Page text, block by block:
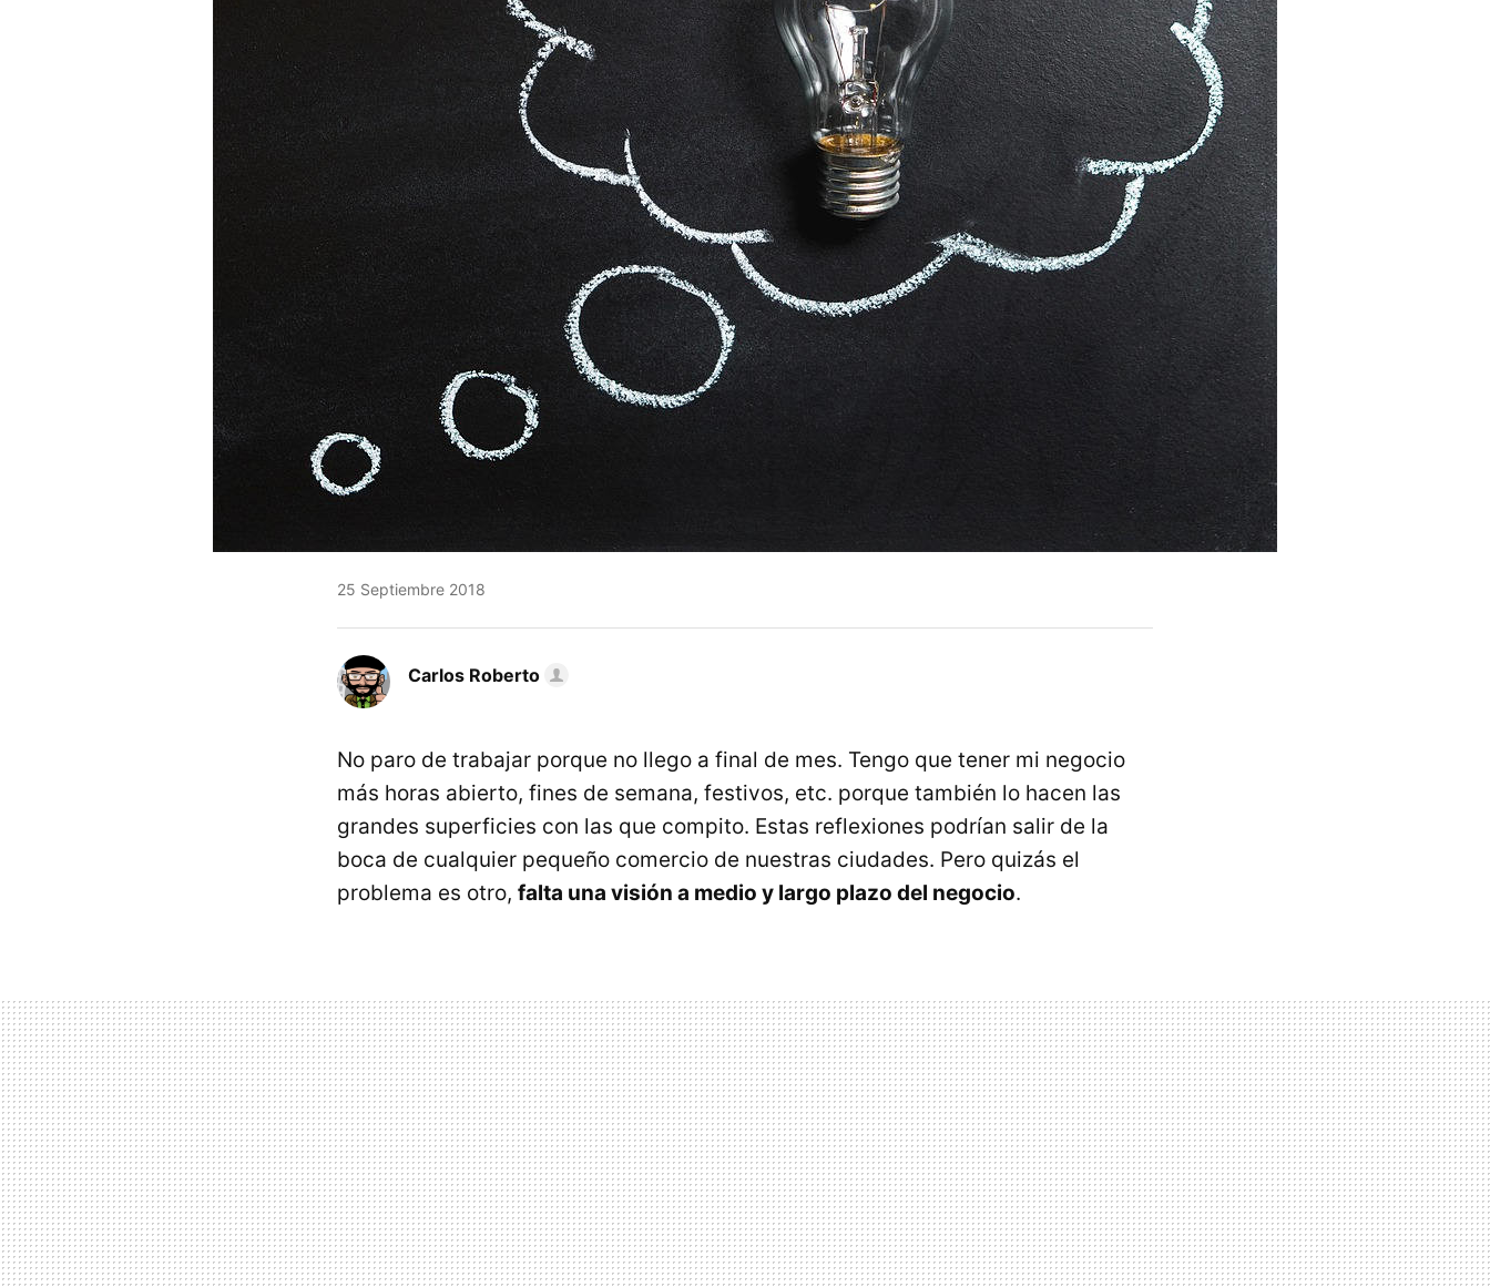
25 Septiembre 2018
Carlos Roberto
No paro de trabajar porque no llego a final de mes. Tengo que tener mi negocio
más horas abierto, fines de semana, festivos, etc. porque también lo hacen las
grandes superficies con las que compito. Estas reflexiones podrían salir de la
boca de cualquier pequeño comercio de nuestras ciudades. Pero quizás el
problema es otro, falta una visión a medio y largo plazo del negocio.